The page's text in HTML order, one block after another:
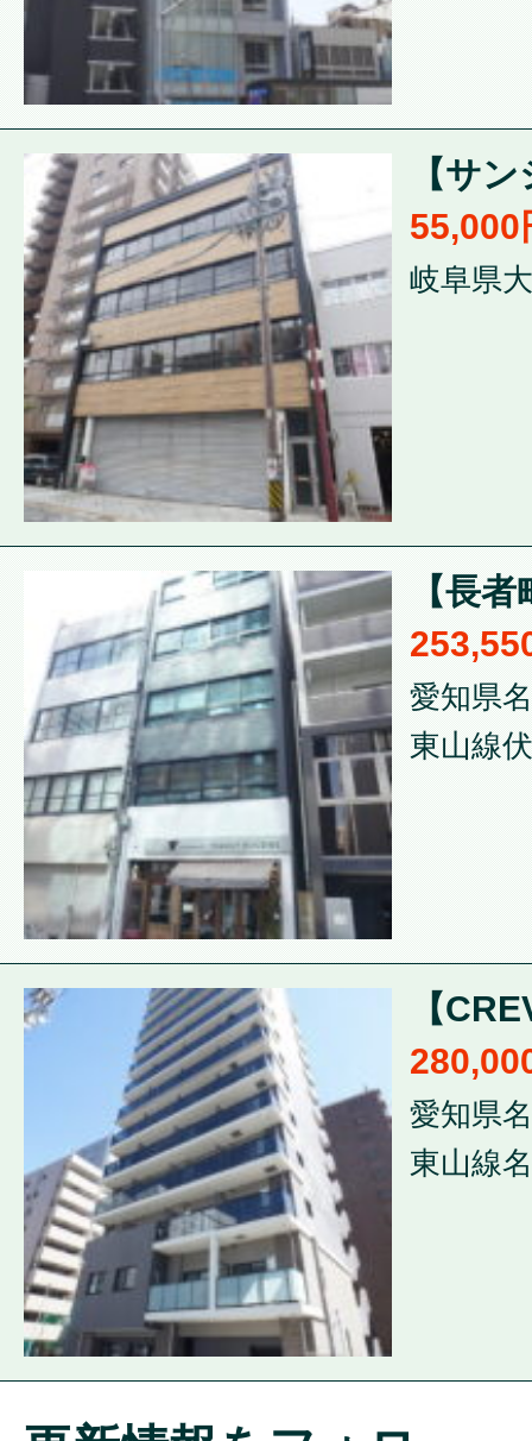
【サ
55,000
岐阜県
【長
愛知県
東山線
【
愛知県
東山線